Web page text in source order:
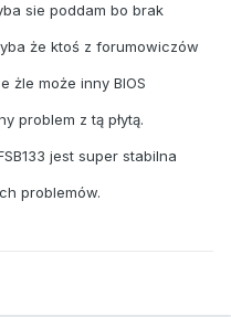
sie poddam bo brak
że ktoś z forumowiczów
żle może inny BIOS
problem z tą płytą.
jest super stabilna
problemów.